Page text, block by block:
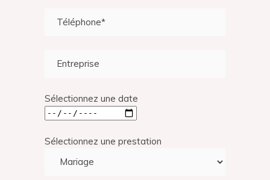
Sélectionnez une date
Sélectionnez une prestation